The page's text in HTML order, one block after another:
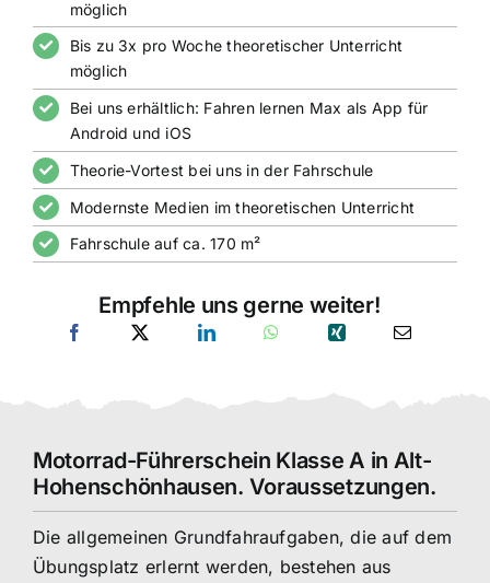
möglich
Bis zu 3x pro Woche theoretischer Unterricht
möglich
Bei uns erhältlich: Fahren lernen Max als App für
Android und iOS
Theorie-Vortest bei uns in der Fahrschule
Modernste Medien im theoretischen Unterricht
Fahrschule auf ca. 170 m²
Empfehle uns gerne weiter!
Motorrad-Führerschein Klasse A in Alt-
Hohenschönhausen. Voraussetzungen.
Die allgemeinen Grundfahraufgaben, die auf dem
Übungsplatz erlernt werden, bestehen aus